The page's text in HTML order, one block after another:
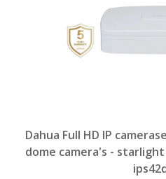
Dahua Full HD IP
dome camera's - starlight